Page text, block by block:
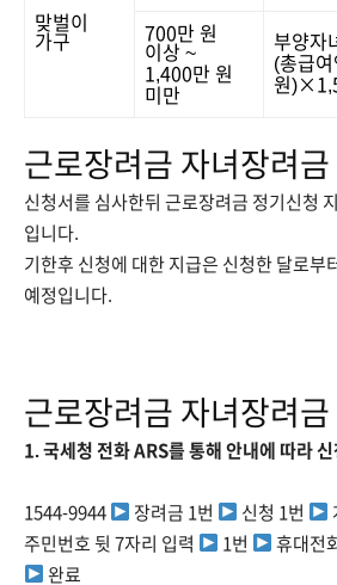
맞벌이
가구
700만 원
이상 ~
1,400만 원
미만
부양자
(총급
원
근로장려금 자녀장려금
신청서를 심사한뒤 근로장려금 정기신청
입니다.
기한후 신청에 대한 지급은 신청한 달로부
예정입니다.
근로장려금 자녀장려금
1. 국세청 전화 ARS를 통해 안내에 따라 신
1544-9944 장려금 1번 신청 1번
주민번호 뒷 7자리 입력
1번
휴대전
완료